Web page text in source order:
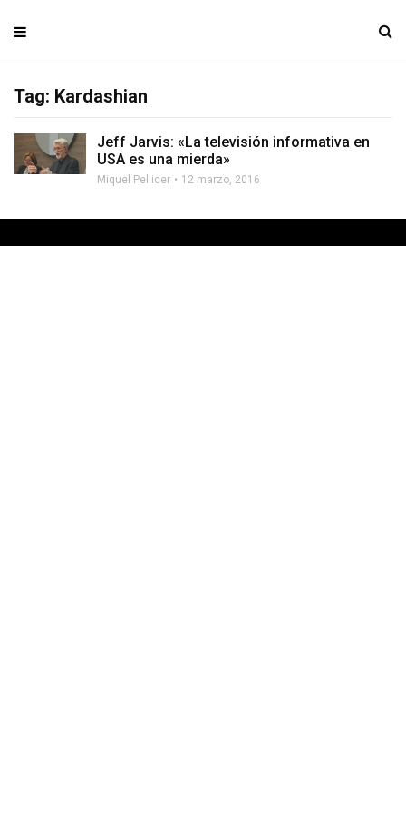
Tag: Kardashian
Jeff Jarvis: «La televisión informativa en
USA es una mierda»
Miquel Pellicer 12 marzo, 2016